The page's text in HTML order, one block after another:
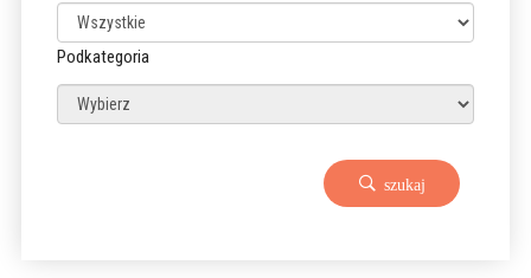
Podkategoria
szukaj